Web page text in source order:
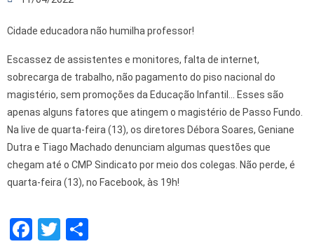
Cidade educadora não humilha professor!
Escassez de assistentes e monitores, falta de internet,
sobrecarga de trabalho, não pagamento do piso nacional do
magistério, sem promoções da Educação Infantil… Esses são
apenas alguns fatores que atingem o magistério de Passo Fundo.
Na live de quarta-feira (13), os diretores Débora Soares, Geniane
Dutra e Tiago Machado denunciam algumas questões que
chegam até o CMP Sindicato por meio dos colegas. Não perde, é
quarta-feira (13), no Facebook, às 19h!
F
T